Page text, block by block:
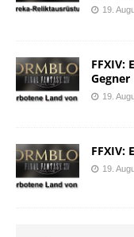
19.
FFXIV:
Gegner
19.
FFXIV:
19.